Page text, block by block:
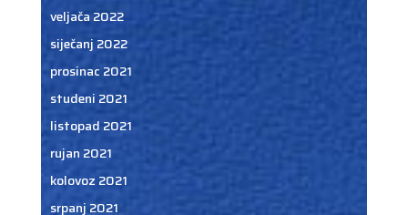
veljača 2022
siječanj 2022
prosinac 2021
studeni 2021
listopad 2021
rujan 2021
kolovoz 2021
srpanj 2021